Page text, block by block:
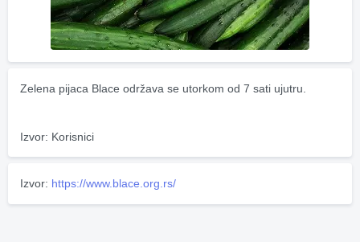
Zelena pijaca Blace održava se utorkom od 7 sati ujutru.
Izvor: Korisnici
Izvor: https://www.blace.org.rs/